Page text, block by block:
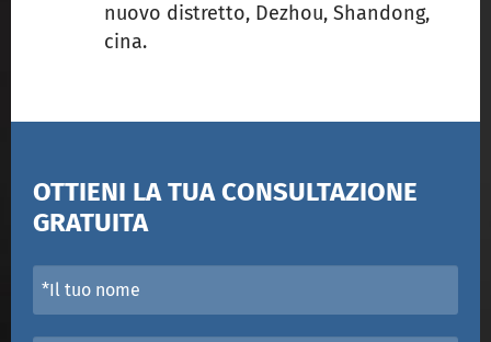
nuovo distretto, Dezhou, Shandong,
cina.
OTTIENI LA TUA CONSULTAZIONE
GRATUITA